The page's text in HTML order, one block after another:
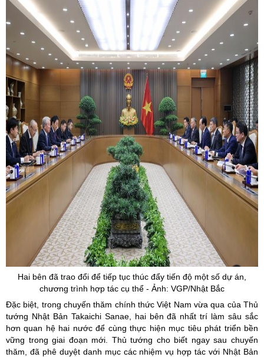
Hai bên đã trao đổi để tiếp tục thúc đẩy tiến độ một số dự án,
chương trình hợp tác cụ thể - Ảnh: VGP/Nhật Bắc
Đặc biệt, trong chuyến thăm chính thức Việt Nam vừa qua của Thủ
tướng Nhật Bản Takaichi Sanae, hai bên đã nhất trí làm sâu sắc
hơn quan hệ hai nước để cùng thực hiện mục tiêu phát triển bền
vững trong giai đoạn mới. Thủ tướng cho biết ngay sau chuyến
thăm, đã phê duyệt danh mục các nhiệm vụ hợp tác với Nhật Bản